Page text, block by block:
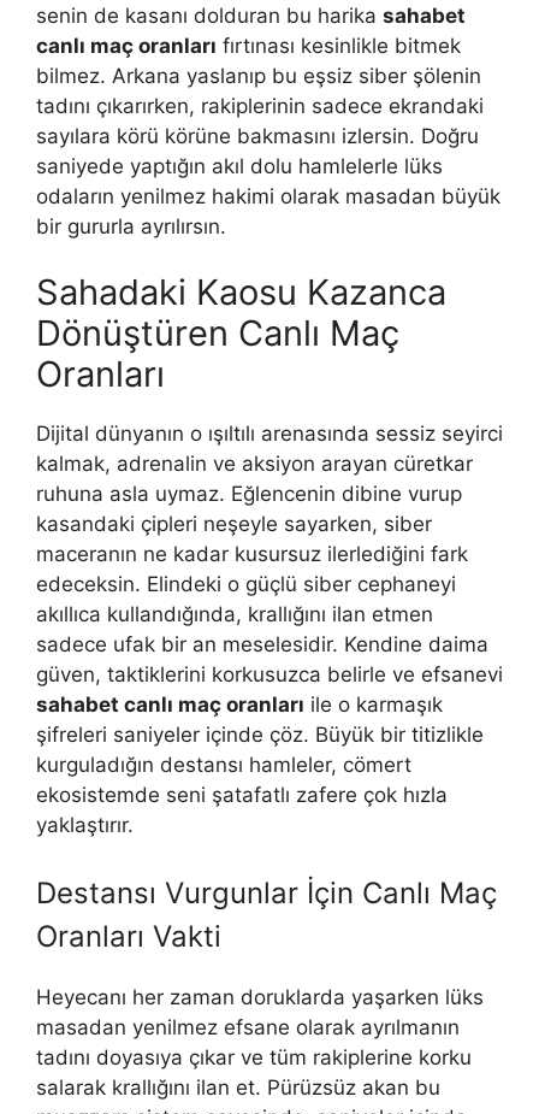
senin de kasanı dolduran bu harika sahabet
canlı maç oranları fırtınası kesinlikle bitmek
bilmez. Arkana yaslanıp bu eşsiz siber şölenin
tadını çıkarırken, rakiplerinin sadece ekrandaki
sayılara körü körüne bakmasını izlersin. Doğru
saniyede yaptığın akıl dolu hamlelerle lüks
odaların yenilmez hakimi olarak masadan büyük
bir gururla ayrılırsın.
Sahadaki Kaosu Kazanca
Dönüştüren Canlı Maç
Oranları
Dijital dünyanın o ışıltılı arenasında sessiz seyirci
kalmak, adrenalin ve aksiyon arayan cüretkar
ruhuna asla uymaz. Eğlencenin dibine vurup
kasandaki çipleri neşeyle sayarken, siber
maceranın ne kadar kusursuz ilerlediğini fark
edeceksin. Elindeki o güçlü siber cephaneyi
akıllıca kullandığında, krallığını ilan etmen
sadece ufak bir an meselesidir. Kendine daima
güven, taktiklerini korkusuzca belirle ve efsanevi
sahabet canlı maç oranları ile o karmaşık
şifreleri saniyeler içinde çöz. Büyük bir titizlikle
kurguladığın destansı hamleler, cömert
ekosistemde seni şatafatlı zafere çok hızla
yaklaştırır.
Destansı Vurgunlar İçin Canlı Maç
Oranları Vakti
Heyecanı her zaman doruklarda yaşarken lüks
masadan yenilmez efsane olarak ayrılmanın
tadını doyasıya çıkar ve tüm rakiplerine korku
salarak krallığını ilan et. Pürüzsüz akan bu